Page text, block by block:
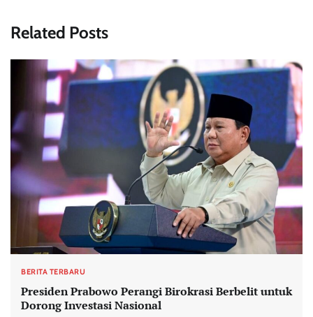
Related Posts
BERITA TERBARU
Presiden Prabowo Perangi Birokrasi Berbelit untuk
Dorong Investasi Nasional